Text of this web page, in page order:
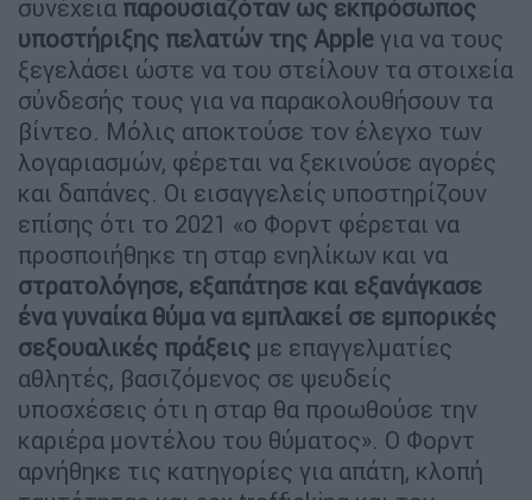
συνέχεια παρουσιαζόταν ως εκπρόσωπος
υποστήριξης πελατών της Apple για να τους
ξεγελάσει ώστε να του στείλουν τα στοιχεία
σύνδεσής τους για να παρακολουθήσουν τα
βίντεο. Μόλις αποκτούσε τον έλεγχο των
λογαριασμών, φέρεται να ξεκινούσε αγορές
και δαπάνες. Οι εισαγγελείς υποστηρίζουν
επίσης ότι το 2021 «ο Φορντ φέρεται να
προσποιήθηκε τη σταρ ενηλίκων και να
στρατολόγησε, εξαπάτησε και εξανάγκασε
ένα γυναίκα θύμα να εμπλακεί σε εμπορικές
σεξουαλικές πράξεις με επαγγελματίες
αθλητές, βασιζόμενος σε ψευδείς
υποσχέσεις ότι η σταρ θα προωθούσε την
καριέρα μοντέλου του θύματος». Ο Φορντ
αρνήθηκε τις κατηγορίες για απάτη, κλοπή